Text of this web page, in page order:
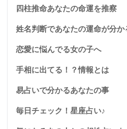
四柱推命あなたの命運を推察
姓名判断であなたの運命が分か
恋愛に悩んでる女の子へ
手相に出てる！？情報とは
易占いで分かるあなたの事
毎日チェック！星座占い♪